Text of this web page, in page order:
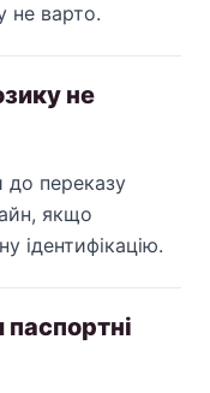
не варто.
не
до переказу
якщо
ідентифікацію.